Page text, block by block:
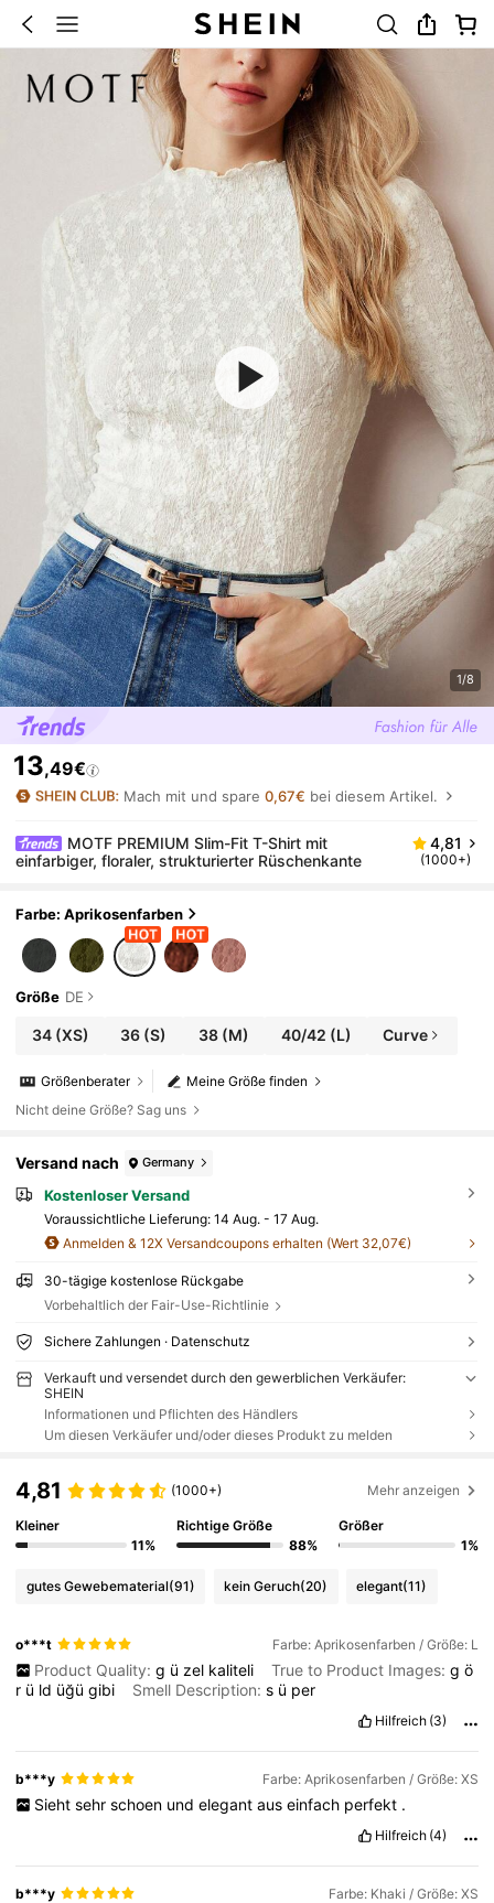
1/8
13,49€
Mach mit und spare0,67€ bei diesem Artikel.
MOTF PREMIUM Slim-Fit T-Shirt mit
einfarbiger, floraler, strukturierter Rüschenkante
4,81
(1000+)
Farbe: Aprikosenfarben
Größe DE
34(XS) 36 (S) 38(M) 40/42 (L) Curve
Meine Größe finden
Größenberater
Nicht deine Größe? Sag uns
Versand nach Germany
Kostenloser Versand
Voraussichtliche Lieferung: 14 Aug. - 17 Aug.
Anmelden & 12X Versandcoupons erhalten (Wert 32,07€)
30-tägige kostenlose Rückgabe
Vorbehaltlich der Fair-Use-Richtlinie
Sichere Zahlungen · Datenschutz
Verkauft und versendet durch den gewerblichen Verkäufer:
SHEIN
Informationen und Pflichten des Händlers
Um diesen Verkäufer und/oder dieses Produkt zu melden
4,81 (1000+) Mehr anzeigen
Kleiner
11%
Richtige Größe
88%
Größer
1%
gutes Gewebematerial(91) kein Geruch(20) elegant(11)
o***t Farbe: Aprikosenfarben / Größe: L
Product Quality: g ü zel kaliteli True to Product Images: g ö
r ü ld üğügibi Smell Description:s ü per
Hilfreich (3)
b***y Farbe: Aprikosenfarben / Größe: XS
Sieht sehr schoen und elegant aus einfach perfekt .
Hilfreich (4)
b***y Farbe: Khaki / Größe: XS